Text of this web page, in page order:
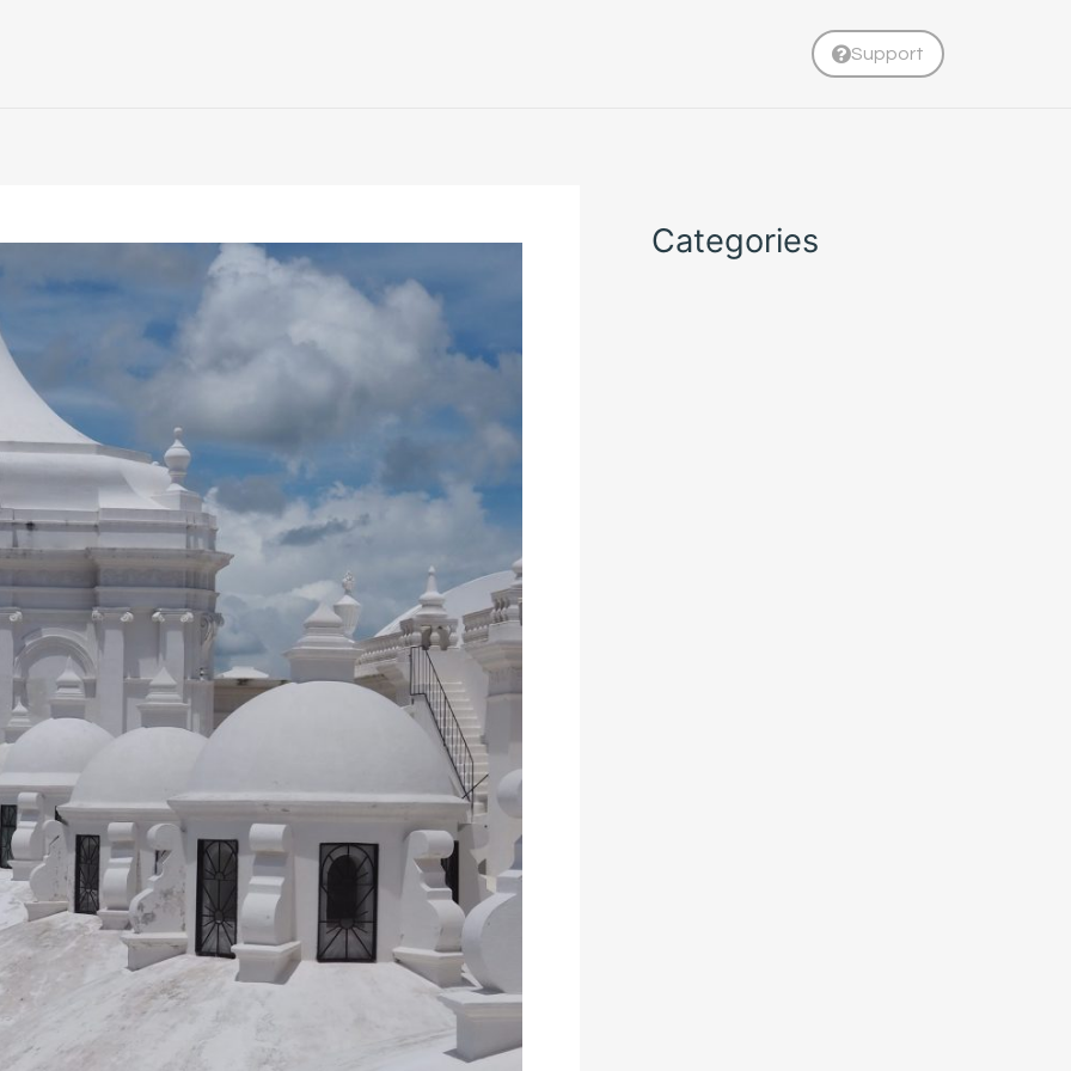
Support
Categories